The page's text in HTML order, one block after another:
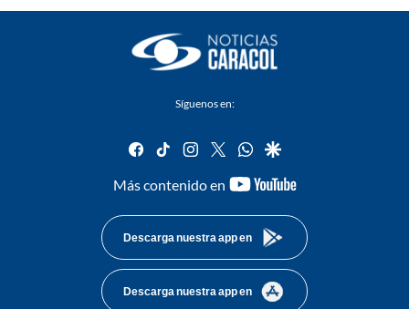
Síguenos en:
facebook
tiktok instagram
twitterwhatsapp
google
Más contenido en
youtube-
Descarga nuestra app en
Descarga nuestra app en